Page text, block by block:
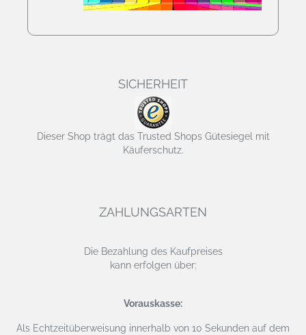
SICHERHEIT
Dieser Shop trägt das Trusted Shops Gütesiegel mit
Käuferschutz.
ZAHLUNGSARTEN
Die Bezahlung des Kaufpreises
kann erfolgen über:
Vorauskasse:
Als Echtzeitüberweisung innerhalb von 10 Sekunden auf dem